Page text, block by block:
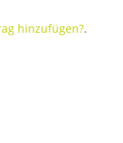
hinzufügen?.